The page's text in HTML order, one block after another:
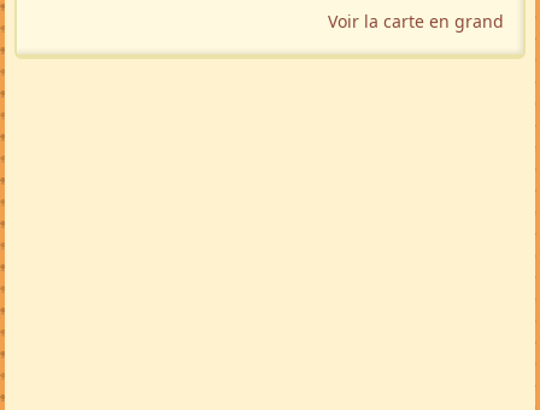
Voir la carte en grand